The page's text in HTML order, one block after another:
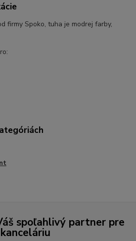
firmy Spoko, tuha je modrej farby,
spoľahlivý partner pre
kanceláriu